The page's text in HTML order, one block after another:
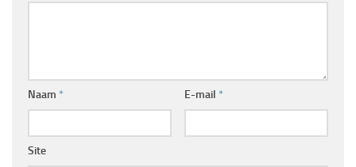
Naam * E-mail *
Site